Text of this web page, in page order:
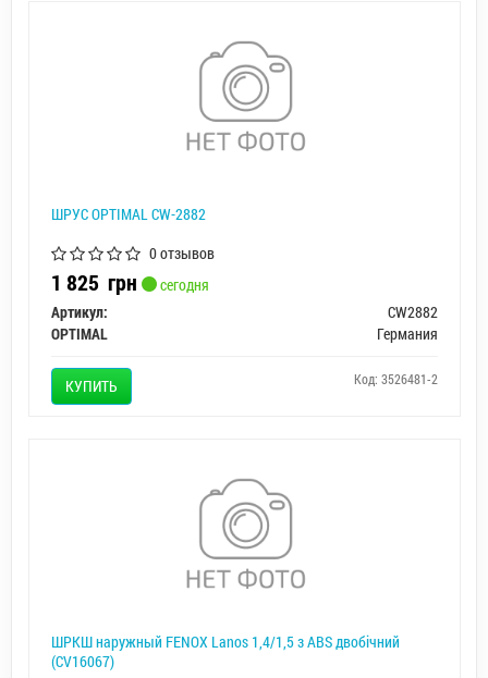
ШРУС OPTIMAL CW-2882
0 отзывов
1 825 грн
сегодня
Артикул:
CW2882
OPTIMAL
Германия
КУПИТЬ Код: 3526481-2
ШРКШ наружный FENOX Lanos 1,4/1,5 з ABS двобічний
(CV16067)